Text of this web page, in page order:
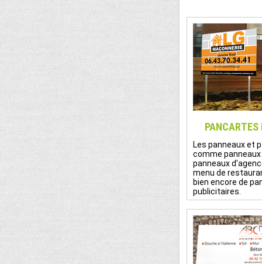
PANCARTES
Les panneaux et
comme
panneaux
menu de
bien encore de
publicitaires.